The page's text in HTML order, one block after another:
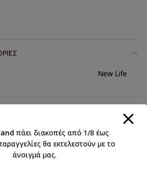
New Life
πάει διακοπές από 1/8 έως
θα εκτελεστούν με το
άνοιγμά μας.